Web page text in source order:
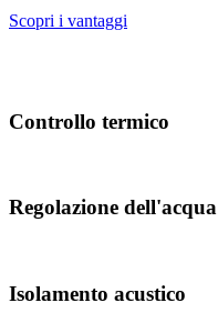
Scopri i vantaggi
Controllo termico
Regolazione dell'acqua
Isolamento acustico